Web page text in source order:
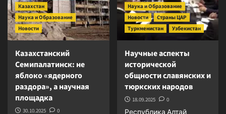
Казахстан
Наука и Образование
Новости
Казахстанский
Семипалатинск: не
яблоко «ядерного
раздора», а научная
площадка
30.10.2025 0
Наука и Образование
Новости
Страны ЦАР
Туркменистан
Узбекистан
Научные аспекты
исторической
общности славянских и
тюркских народов
18.09.2025 0
Республика Алтай